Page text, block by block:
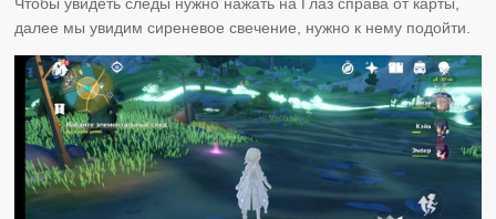
далее мы увидим сиреневое свечение, нужно к нему подойти.